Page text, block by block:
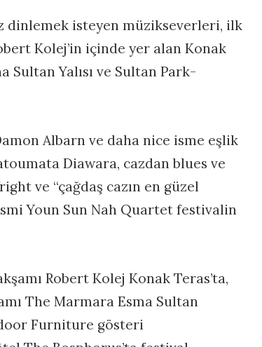
dinlemek isteyen müzikseverleri, ilk
Kolej’in içinde yer alan Konak
Sultan Yalısı ve Sultan Park-
Albarn ve daha nice isme eşlik
Diawara, cazdan blues ve
ve “çağdaş cazın en güzel
Youn Sun Nah Quartet festivalin
Robert Kolej Konak Teras’ta,
The Marmara Esma Sultan
Furniture gösteri